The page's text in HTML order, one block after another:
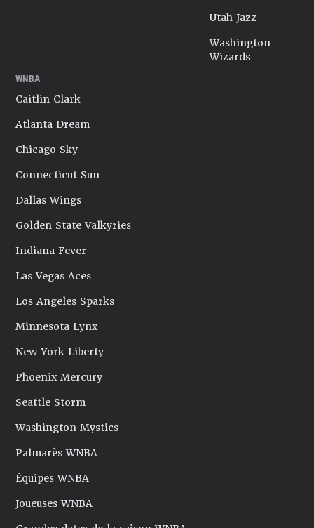
Utah Jazz
Washington
Wizards
WNBA
Caitlin Clark
Atlanta Dream
Chicago Sky
Connecticut Sun
Dallas Wings
Golden State Valkyries
Indiana Fever
Las Vegas Aces
Los Angeles Sparks
Minnesota Lynx
New York Liberty
Phoenix Mercury
Seattle Storm
Washington Mystics
Palmarès WNBA
Équipes WNBA
Joueuses WNBA